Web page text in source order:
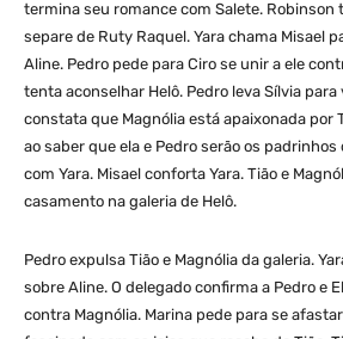
termina seu romance com Salete. Robinson
separe de Ruty Raquel. Yara chama Misael
Aline. Pedro pede para Ciro se unir a ele
tenta aconselhar Helô. Pedro leva Sílvia para
constata que Magnólia está apaixonada por
ao saber que ela e Pedro serão os padrinhos
com Yara. Misael conforta Yara. Tião e
casamento na galeria de Helô.
Pedro expulsa Tião e Magnólia da galeria.
sobre Aline. O delegado confirma a Pedro e
contra Magnólia. Marina pede para se